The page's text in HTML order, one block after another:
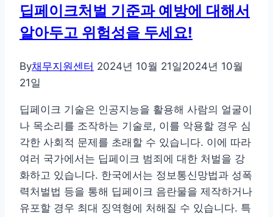
담
혼
고
지
않
는
가
장
현
명
딥페이크처벌 기준과 예방에 대해서
알아두고 위험성을 두세요!
By채무지원센터 2024년 10월 21일2024년 10월
21일
딥페이크 기술은 인공지능을 활용해 사람의 얼굴이
나 목소리를 조작하는 기술로, 이를 악용할 경우 심
각한 사회적 문제를 초래할 수 있습니다. 이에 따라
여러 국가에서는 딥페이크 범죄에 대한 처벌을 강
화하고 있습니다. 한국에서는 정보통신망법과 성폭
력처벌법 등을 통해 딥페이크 음란물을 제작하거나
유포할 경우 최대 징역형에 처해질 수 있습니다. 특